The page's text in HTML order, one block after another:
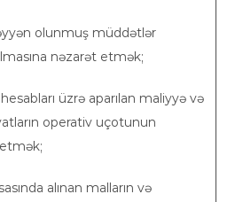
olunmuş müddətlər
nəzarət etmək;
üzrə aparılan maliyyə və
operativ uçotunun
etmək;
alınan malların və